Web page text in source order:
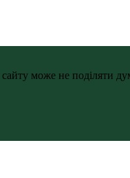
може не поділяти